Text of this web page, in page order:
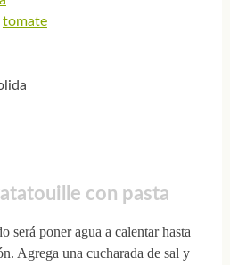
tomate
con pasta
será poner agua a calentar hasta
Agrega una cucharada de sal y